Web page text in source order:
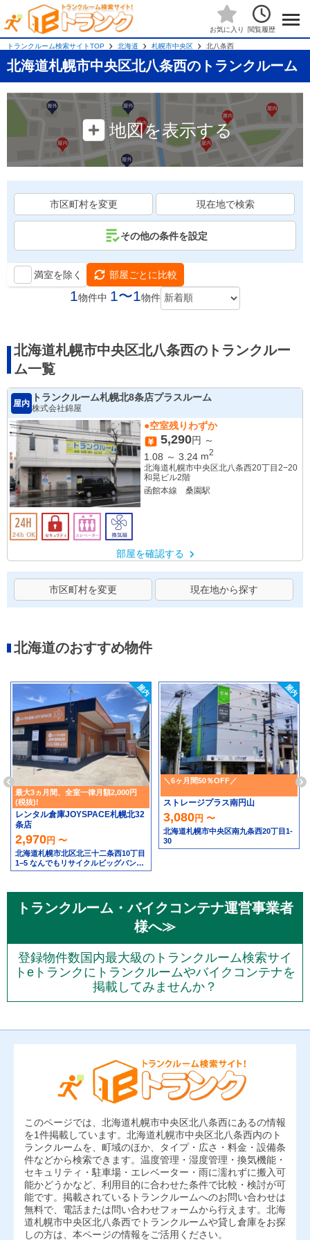
お気に入り 閲覧履歴
トランクルーム検索サイトTOP 北海道 札幌市中央区 北八条西
北海道札幌市中央区北八条西のトランクルーム
地図を表示する
市区町村を変更 現在地で検索
その他の条件を設定
満室を除く 部屋ごとに比較
1物件中 1〜1物件
北海道札幌市中央区北八条西のトランクルー
ム一覧
屋内
トランクルーム札幌北8条店プラスルーム
株式会社錦屋
●空室残りわずか
5,290円 ～
1.08 ～ 3.24 m2
北海道札幌市中央区北八条西20丁目2−20
和晃ビル2階
函館本線 桑園駅
部屋を確認する
市区町村を変更 現在地から探す
北海道のおすすめ物件
最大3ヵ月間、全室一律月額2,000円
(税抜)!
レンタル倉庫JOYSPACE札幌北32
条店
2,970円 〜
北海道札幌市北区北三十二条西10丁目
1−5 なんでもリサイクルビッグバン工
具館＆釣り具館 札幌北32条店隣
＼6ヶ月間50％OFF／
ストレージプラス南円山
3,080円 〜
北海道札幌市中央区南九条西20丁目1-
30
トランクルーム・バイクコンテナ運営事業者
様へ≫
登録物件数国内最大級のトランクルーム検索サイ
トeトランクにトランクルームやバイクコンテナを
掲載してみませんか？
このページでは、北海道札幌市中央区北八条西にあるの情報
を1件掲載しています。北海道札幌市中央区北八条西内のト
ランクルームを、町域のほか、タイプ・広さ・料金・設備条
件などから検索できます。温度管理・湿度管理・換気機能・
セキュリティ・駐車場・エレベーター・雨に濡れずに搬入可
能かどうかなど、利用目的に合わせた条件で比較・検討が可
能です。掲載されているトランクルームへのお問い合わせは
無料で、電話または問い合わせフォームから行えます。北海
道札幌市中央区北八条西でトランクルームや貸し倉庫をお探
しの方は、本ページの情報をご活用ください。